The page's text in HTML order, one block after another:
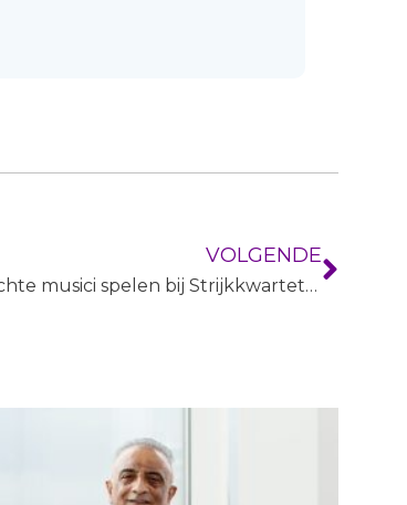
VOLGENDE
Gevluchte musici spelen bij Strijkkwartet Biënnale Amsterdam